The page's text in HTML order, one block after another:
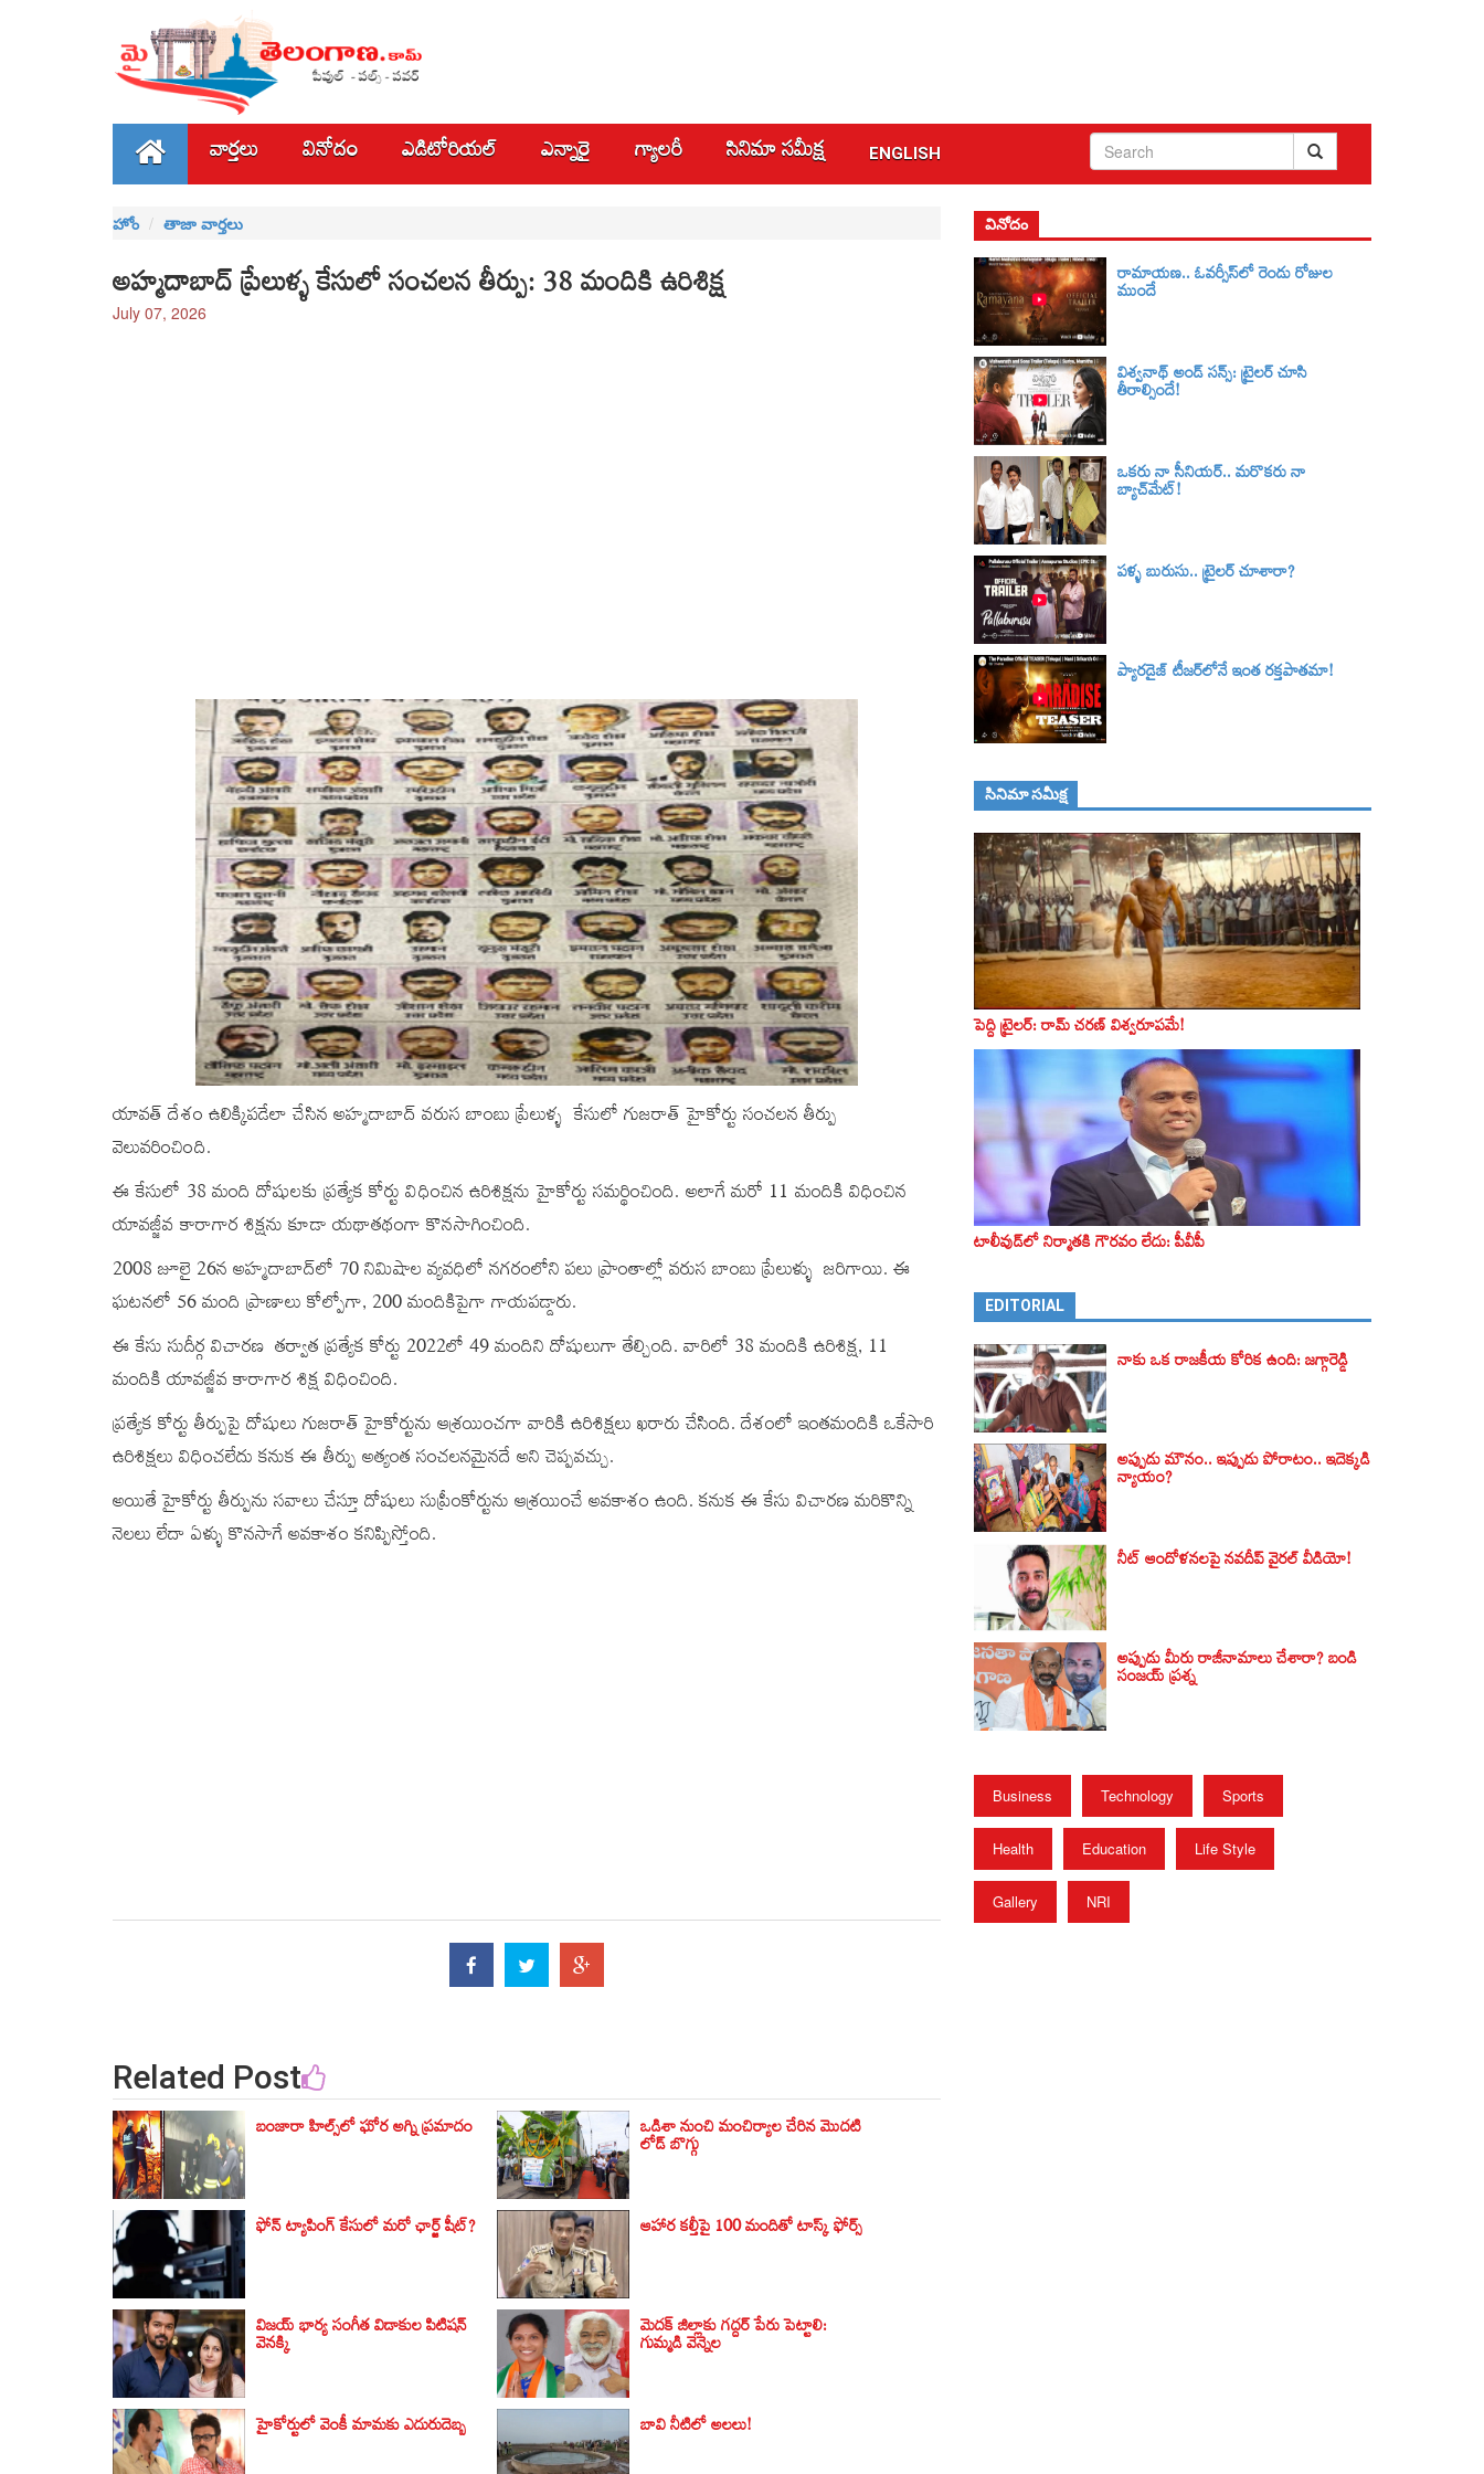
వార్తలు వినోదం ఎడిటోరియల్ ఎన్నారై గ్యాలరీ సినిమా స‌మీక్ష ENGLISH
హోం తాజా వార్తలు
అహ్మదాబాద్‌ ప్రేలుళ్ళ కేసులో సంచలన తీర్పు: 38 మందికి ఉరిశిక్ష
July 07, 2026
యావత్ దేశం ఉలిక్కిపడేలా చేసిన అహ్మదాబాద్‌ వరుస బాంబు ప్రేలుళ్ళ కేసులో గుజరాత్‌ హైకోర్టు సంచలన తీర్పు
వెలువరించింది.
ఈ కేసులో 38 మంది దోషులకు ప్రత్యేక కోర్టు విధించిన ఉరిశిక్షను హైకోర్టు సమర్థించింది. అలాగే మరో 11 మందికి విధించిన
యావజ్జీవ కారాగార శిక్షను కూడా యథాతథంగా కొనసాగించింది.
2008 జూలై 26న అహ్మదాబాద్‌లో 70 నిమిషాల వ్యవధిలో నగరంలోని పలు ప్రాంతాల్లో వరుస బాంబు ప్రేలుళ్ళు జరిగాయి. ఈ
ఘటనలో 56 మంది ప్రాణాలు కోల్పోగా, 200 మందికిపైగా గాయపడ్డారు.
ఈ కేసు సుదీర్గ విచారణ తర్వాత ప్రత్యేక కోర్టు 2022లో 49 మందిని దోషులుగా తేల్చింది. వారిలో 38 మందికి ఉరిశిక్ష, 11
మందికి యావజ్జీవ కారాగార శిక్ష విధించింది.
ప్రత్యేక కోర్టు తీర్పుపై దోషులు గుజరాత్‌ హైకోర్టును ఆశ్రయించగా వారికి ఉరిశిక్షలు ఖరారు చేసింది. దేశంలో ఇంతమందికి ఒకేసారి
ఉరిశిక్షలు విధించలేదు కనుక ఈ తీర్పు అత్యంత సంచలనమైనదే అని చెప్పవచ్చు.
అయితే హైకోర్టు తీర్పును సవాలు చేస్తూ దోషులు సుప్రీంకోర్టును ఆశ్రయించే అవకాశం ఉంది. కనుక ఈ కేసు విచారణ మరికొన్ని
నెలలు లేదా ఏళ్ళు కొనసాగే అవకాశం కనిప్పిస్తోంది.
Related Post
బంజారా హిల్స్‌లో ఘోర అగ్ని ప్రమాదం ఒడిశా నుంచి మంచిర్యాల చేరిన మొదటి
లోడ్ బొగ్గు
ఫోన్ ట్యాపింగ్‌ కేసులో మరో ఛార్జ్‌ షీట్‌? ఆహార కల్తీపై 100 మందితో టాస్క్ ఫోర్స్
విజయ్ భార్య సంగీత విడాకుల పిటిషన్
వెనక్కి
మెదక్ జిల్లాకు గద్దర్ పేరు పెట్టాలి:
గుమ్మడి వెన్నెల
హైకోర్టులో వెంకీ మామకు ఎదురుదెబ్బ బావి నీటిలో అలలు!
వినోదం
రామాయణ.. ఓవర్సీస్‌లో రెండు రోజుల
ముందే
విశ్వనాథ్ అండ్ సన్స్: ట్రైలర్‌ చూసి
తీరాల్సిందే!
ఒకరు నా సీనియర్.. మరొకరు నా
బ్యాచ్‌మేట్!
పళ్ళ బురుసు.. ట్రైలర్‌ చూశారా?
ప్యారడైజ్ టీజర్‌లోనే ఇంత రక్తపాతమా!
సినిమా స‌మీక్ష
పెద్ది ట్రైలర్‌: రామ్‌ చరణ్‌ విశ్వరూపమే!
టాలీవుడ్‌లో నిర్మాతకి గౌరవం లేదు: పీవీపీ
EDITORIAL
నాకు ఒక రాజకీయ కోరిక ఉంది: జగ్గారెడ్డి
అప్పుడు మౌనం.. ఇప్పుడు పోరాటం.. ఇదెక్కడి
న్యాయం?
నీట్ ఆందోళనలపై నవదీప్ వైరల్ వీడియో!
అప్పుడు మీరు రాజీనామాలు చేశారా? బండి
సంజయ్‌ ప్రశ్న
Business Technology Sports
Health Education Life Style
Gallery NRI